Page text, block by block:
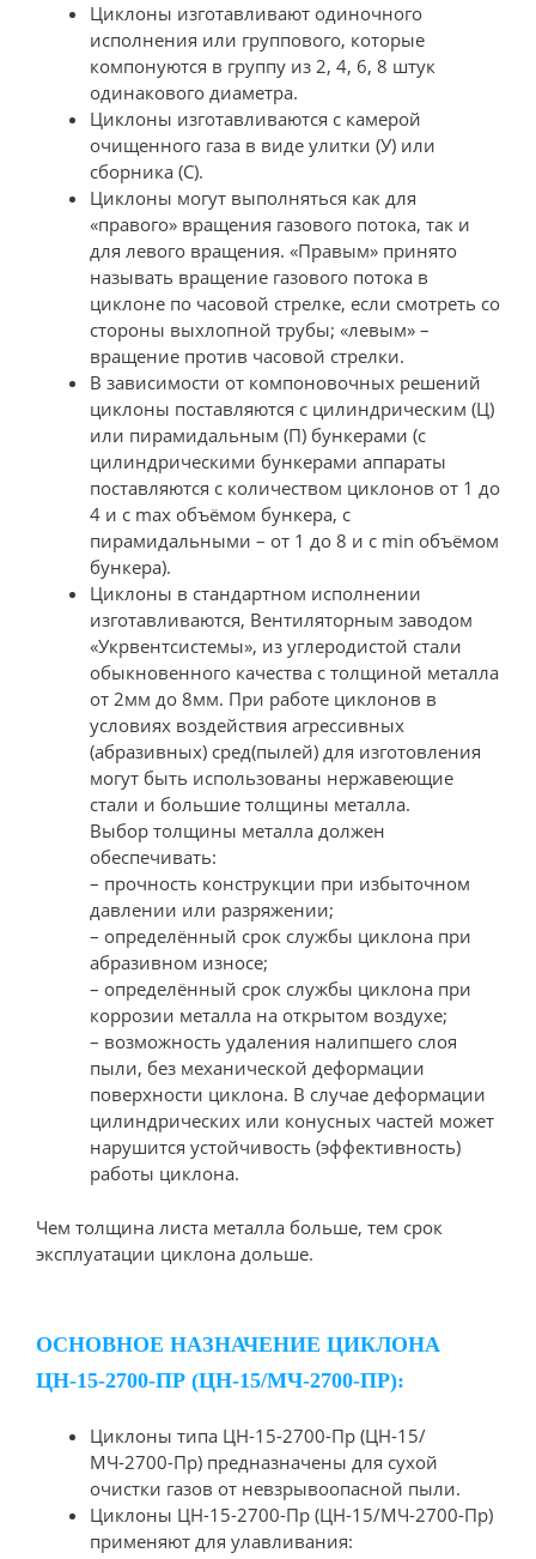
Циклоны изготавливают одиночного
исполнения или группового, которые
компонуются в группу из 2, 4, 6, 8 штук
одинакового диаметра.
Циклоны изготавливаются с камерой
очищенного газа в виде улитки (У) или
сборника (С).
Циклоны могут выполняться как для
«правого» вращения газового потока, так и
для левого вращения. «Правым» принято
называть вращение газового потока в
циклоне по часовой стрелке, если смотреть со
стороны выхлопной трубы; «левым» –
вращение против часовой стрелки.
В зависимости от компоновочных решений
циклоны поставляются с цилиндрическим (Ц)
или пирамидальным (П) бункерами (с
цилиндрическими бункерами аппараты
поставляются с количеством циклонов от 1 до
4 и с max объёмом бункера, с
пирамидальными – от 1 до 8 и с min объёмом
бункера).
Циклоны в стандартном исполнении
изготавливаются, Вентиляторным заводом
«Укрвентсистемы», из углеродистой стали
обыкновенного качества с толщиной металла
от 2мм до 8мм. При работе циклонов в
условиях воздействия агрессивных
(абразивных) сред(пылей) для изготовления
могут быть использованы нержавеющие
стали и большие толщины металла.
Выбор толщины металла должен
обеспечивать:
– прочность конструкции при избыточном
давлении или разряжении;
– определённый срок службы циклона при
абразивном износе;
– определённый срок службы циклона при
коррозии металла на открытом воздухе;
– возможность удаления налипшего слоя
пыли, без механической деформации
поверхности циклона. В случае деформации
цилиндрических или конусных частей может
нарушится устойчивость (эффективность)
работы циклона.
Чем толщина листа металла больше, тем срок
эксплуатации циклона дольше.
ОСНОВНОЕ НАЗНАЧЕНИЕ ЦИКЛОНА
ЦН-15-2700-ПР (ЦН-15/МЧ-2700-ПР):
Циклоны типа ЦН-15-2700-Пр (ЦН-15/
МЧ-2700-Пр) предназначены для сухой
очистки газов от невзрывоопасной пыли.
Циклоны ЦН-15-2700-Пр (ЦН-15/МЧ-2700-Пр)
применяют для улавливания: